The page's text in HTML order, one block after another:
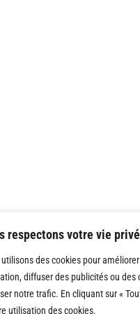
respectons votre vie
utilisons des cookies pour
diffuser des publicités ou des
notre trafic. En cliquant sur «
utilisation des cookies.